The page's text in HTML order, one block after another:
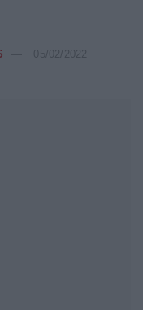
05/02/2022